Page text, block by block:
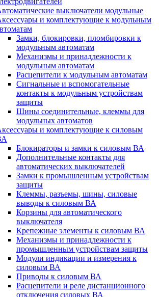
выключатели модульные
и комплектующие к модульным
Замки, блокировки, пломбировки к
модульным автоматам
Механизмы и принадлежности к
модульным автоматам
Расцепители к модульным автоматам
Сигнальные и вспомогательные
контакты к модульным устройствам
защиты
Шины соединительные, клеммы для
модульных автоматов
и комплектующие к силовым
Блокираторы и замки к силовым ВА
Дополнительные контакты для
автоматических выключателей
Замки к промышленным устройствам
защиты
Клеммы, разъемы, шины, силовые
выводы к силовым ВА
Корзины для автоматического
выключателя
Крепежные элементы к силовым ВА
Механизмы и принадлежности к
промышленным устройствам защиты
Модули индикации и измерения к
силовым ВА
Приводы к силовым ВА
Расцепители и реле дистанционного
отключения силовых ВА